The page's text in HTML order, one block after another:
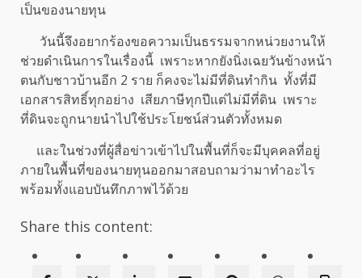
เป็นของนายทุน
วันนี้จึงอยากร้องขอความเป็นธรรมจากหน่วยงานให้
ช่วยดำเนินการในเรื่องนี้ เพราะหากยังนิ่งเฉยวันข้างหน้า
ตนกับชาวบ้านอีก 2 ราย ก็คงจะไม่มีที่ดินทำกิน ทั้งที่มี
เอกสารสิทธิ์ทุกอย่าง เสียภาษีทุกปีแต่ไม่มีที่ดิน เพราะ
ที่ดินจะถูกนายนำไปใช้ประโยชน์ส่วนตัวทั้งหมด
และในช่วงที่ผู้สื่อข่าวเข้าไปในพื้นที่ก็จะมีบุคคลที่อยู่
ภายในพื้นที่ของนายทุนออกมาสอบถามว่ามาทำอะไร
พร้อมทั้งแอบบันทึกภาพไว้ด้วย
Share this content: